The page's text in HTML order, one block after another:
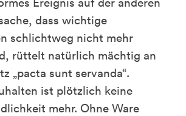
dass wichtige
schlichtweg nicht mehr
rüttelt natürlich mächtig an
„pacta sunt servanda“.
ist plötzlich keine
mehr. Ohne Ware